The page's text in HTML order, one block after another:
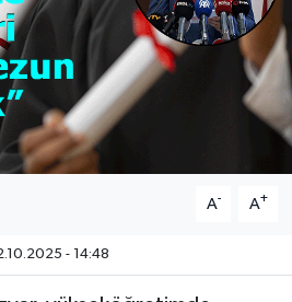
A- A+
- 14:48